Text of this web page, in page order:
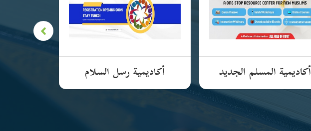
أكاديمية المسلم الجديد أكاديمية رسل السلام